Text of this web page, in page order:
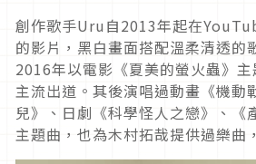
創作歌手Uru自2013年起在
的影片，黑白畫面搭配溫柔清透的
2016年以電影《夏美的螢火蟲》主
主流出道。 其後演唱過動畫《機動
兒》、日劇《科學怪人之戀》、《
主題曲，也為木村拓哉提供過樂曲